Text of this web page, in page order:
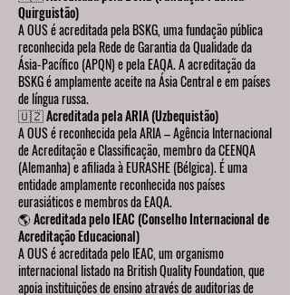
Quirguistão)
A OUS é acreditada pela BSKG, uma fundação pública
reconhecida pela Rede de Garantia da Qualidade da
Ásia-Pacífico (APQN) e pela EAQA. A acreditação da
BSKG é amplamente aceite na Ásia Central e em países
de língua russa.
🇺🇿 Acreditada pela ARIA (Uzbequistão)
A OUS é reconhecida pela ARIA – Agência Internacional
de Acreditação e Classificação, membro da CEENQA
(Alemanha) e afiliada à EURASHE (Bélgica). É uma
entidade amplamente reconhecida nos países
eurasiáticos e membros da EAQA.
🌎 Acreditada pelo IEAC (Conselho Internacional de
Acreditação Educacional)
A OUS é acreditada pelo IEAC, um organismo
internacional listado na British Quality Foundation, que
apoia instituições de ensino através de auditorias de